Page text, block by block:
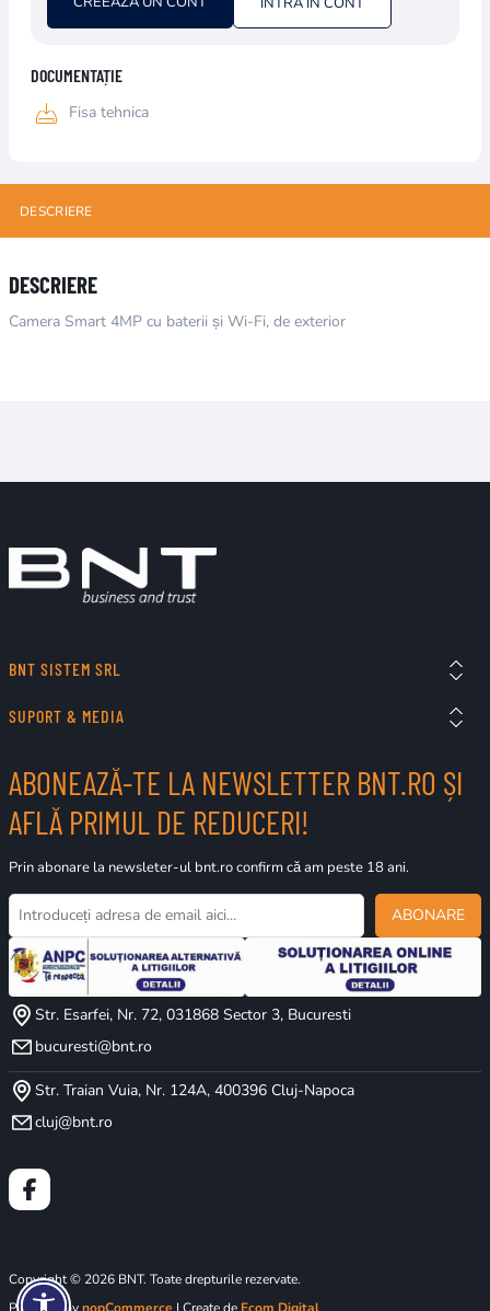
DOCUMENTAȚIE
Fisa tehnica
DESCRIERE
DESCRIERE
Camera Smart 4MP cu baterii și Wi-Fi, de exterior
BNT SISTEM SRL
SUPORT & MEDIA
ABONEAZĂ-TE LA NEWSLETTER BNT.RO ȘI
AFLĂ PRIMUL DE REDUCERI!
Prin abonare la newsleter-ul bnt.ro confirm că am peste 18 ani.
ABONARE
Str. Esarfei, Nr. 72, 031868 Sector 3, Bucuresti
bucuresti@bnt.ro
Str. Traian Vuia, Nr. 124A, 400396 Cluj-Napoca
cluj@bnt.ro
Copyright © 2026 BNT. Toate drepturile rezervate.